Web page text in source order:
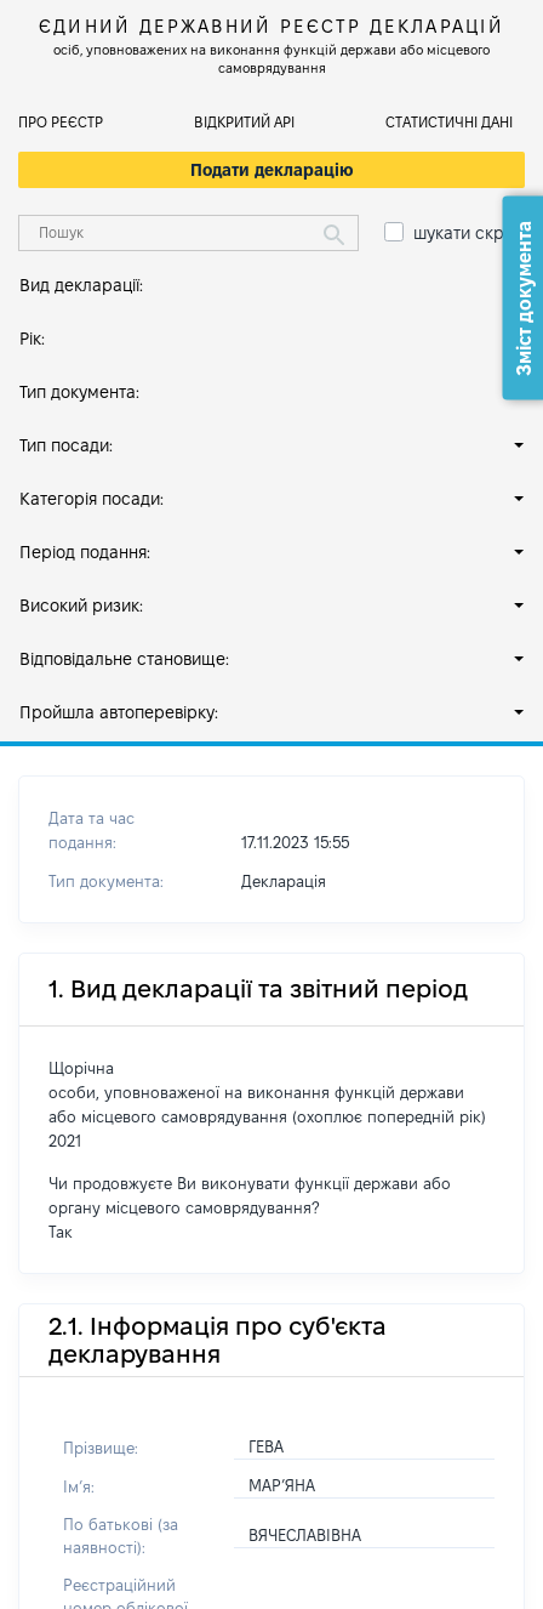
ЄДИНИЙ ДЕРЖАВНИЙ РЕЄСТР ДЕКЛАРАЦІЙ
осіб, уповноважених на виконання функцій держави або місцевого
самоврядування
ПРО РЕЄСТР ВІДКРИТИЙ АРІ СТАТИСТИЧНІ ДАНІ
Подати декларацію
шукати скрізь
Вид декларації:
Рік:
Тип документа:
Тип посади:
Категорія посади:
Період подання:
Високий ризик:
Відповідальне становище:
Пройшла автоперевірку:
Дата та час
подання:
17.11.2023 15:55
Тип документа: Декларація
1. Вид декларації та звітний період
Щорічна
особи, уповноваженої на виконання функцій держави
або місцевого самоврядування (охоплює попередній рік)
2021
Чи продовжуєте Ви виконувати функції держави або
органу місцевого самоврядування?
Так
2.1. Інформація про суб'єкта
декларування
Прізвище: ГЕВА
Імʼя: МАР’ЯНА
По батькові (за
наявності):
ВЯЧЕСЛАВІВНА
Реєстраційний
Зміст документа